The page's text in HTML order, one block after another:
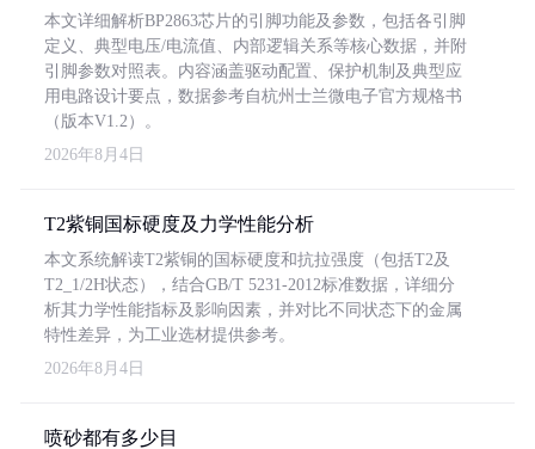
本文详细解析BP2863芯片的引脚功能及参数，包括各引脚
定义、典型电压/电流值、内部逻辑关系等核心数据，并附
引脚参数对照表。内容涵盖驱动配置、保护机制及典型应
用电路设计要点，数据参考自杭州士兰微电子官方规格书
（版本V1.2）。
2026年8月4日
T2紫铜国标硬度及力学性能分析
本文系统解读T2紫铜的国标硬度和抗拉强度（包括T2及
T2_1/2H状态），结合GB/T 5231-2012标准数据，详细分
析其力学性能指标及影响因素，并对比不同状态下的金属
特性差异，为工业选材提供参考。
2026年8月4日
喷砂都有多少目